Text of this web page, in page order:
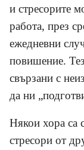
и стресорите
работа, през
ежедневни
повишение.
свързани с
да ни
Някои хора са
стресори от